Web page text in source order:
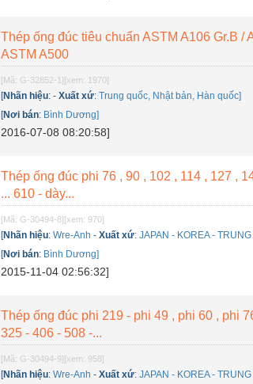
Thép ống đúc tiêu chuẩn ASTM A106 Gr.B /
ASTM A500
[Mã: G-32852-1][xem: 1970]
[Nhãn hiệu:-Xuất xứ:Trung quốc, Nhật bản, Hàn quốc]
[Nơi bán: Bình Dương]
2016-07-08 08:20:58]
Thép ống đúc phi 76 , 90 , 102 , 114 , 127 ,
... 610 - dày...
[Mã: G-30494-8][xem: 970]
[Nhãn hiệu:Wre-Anh -Xuất xứ:JAPAN - KOREA -
[Nơi bán: Bình Dương]
2015-11-04 02:56:32]
Thép ống đúc phi 219 - phi 49 , phi 60 , phi
325 - 406 - 508 -...
[Mã: G-30494-9][xem: 958]
[Nhãn hiệu:Wre-Anh -Xuất xứ:JAPAN - KOREA -